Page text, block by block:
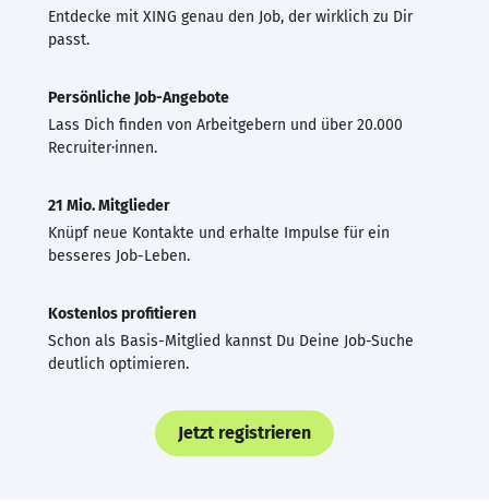
Entdecke mit XING genau den Job, der wirklich zu Dir
passt.
Persönliche Job-Angebote
Lass Dich finden von Arbeitgebern und über 20.000
Recruiter·innen.
21 Mio. Mitglieder
Knüpf neue Kontakte und erhalte Impulse für ein
besseres Job-Leben.
Kostenlos profitieren
Schon als Basis-Mitglied kannst Du Deine Job-Suche
deutlich optimieren.
Jetzt registrieren